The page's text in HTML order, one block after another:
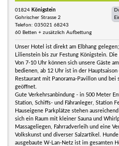
01824 Königstein
Gohrischer Strasse 2
Telefon: 035021 68243
60 Betten + zusätzlich Aufbettung
Unser Hotel ist direkt am Elbhang
Lilienstein bis zur Festung Königstein.
Von 7-10 Uhr können sich unsere Gäste
bedienen, ab 12 Uhr ist in der
Restaurant mit Panorama-Pavillon und bei
geöffnet.
Gute Verkehrsanbindung - in 500 Meter
Station, Schiffs- und Fähranleger, Station
Hauseigene Parkplätze stehen
sich ein Raum mit kleiner Sauna und
Massageliegen, Fahrradverleih und eine
Volkskunst und diverser Salzartikel.
ausgebaute W-Lan-Netz ist im gesamten